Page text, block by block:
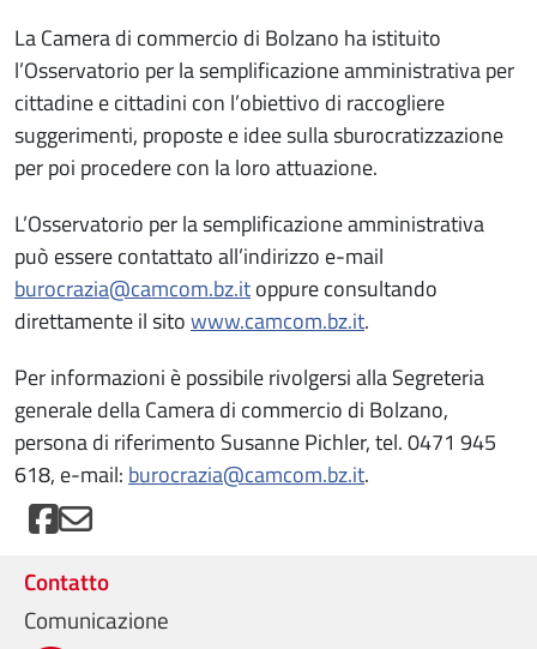
La Camera di commercio di Bolzano ha istituito
l’Osservatorio per la semplificazione amministrativa per
cittadine e cittadini con l’obiettivo di raccogliere
suggerimenti, proposte e idee sulla sburocratizzazione
per poi procedere con la loro attuazione.
L’Osservatorio per la semplificazione amministrativa
può essere contattato all’indirizzo e-mail
burocrazia@camcom.bz.itoppure consultando
direttamente il sitowww.camcom.bz.it.
Per informazioni è possibile rivolgersi alla Segreteria
generale della Camera di commercio di Bolzano,
persona di riferimento Susanne Pichler, tel. 0471 945
618, e-mail:burocrazia@camcom.bz.it.
Contatto
Comunicazione